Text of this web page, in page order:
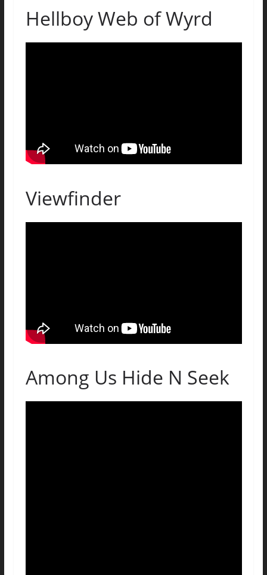
Hellboy Web of Wyrd
Viewfinder
Among Us Hide N Seek